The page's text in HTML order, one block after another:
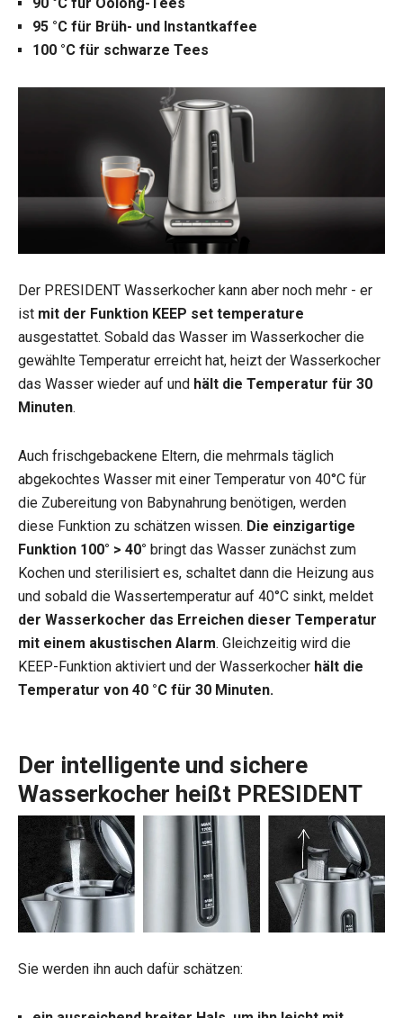
95 °C für Brüh- und Instantkaffee
100 °C für schwarze Tees
Der PRESIDENT Wasserkocher kann aber noch mehr - er
ist mit der Funktion KEEP set temperature
ausgestattet. Sobald das Wasser im Wasserkocher die
gewählte Temperatur erreicht hat, heizt der Wasserkocher
das Wasser wieder auf und hält die Temperatur für 30
Minuten.
Auch frischgebackene Eltern, die mehrmals täglich
abgekochtes Wasser mit einer Temperatur von 40°C für
die Zubereitung von Babynahrung benötigen, werden
diese Funktion zu schätzen wissen. Die einzigartige
Funktion 100° > 40° bringt das Wasser zunächst zum
Kochen und sterilisiert es, schaltet dann die Heizung aus
und sobald die Wassertemperatur auf 40°C sinkt, meldet
der Wasserkocher das Erreichen dieser Temperatur
mit einem akustischen Alarm. Gleichzeitig wird die
KEEP-Funktion aktiviert und der Wasserkocher hält die
Temperatur von 40 °C für 30 Minuten.
Der intelligente und sichere
Wasserkocher heißt PRESIDENT
Sie werden ihn auch dafür schätzen: